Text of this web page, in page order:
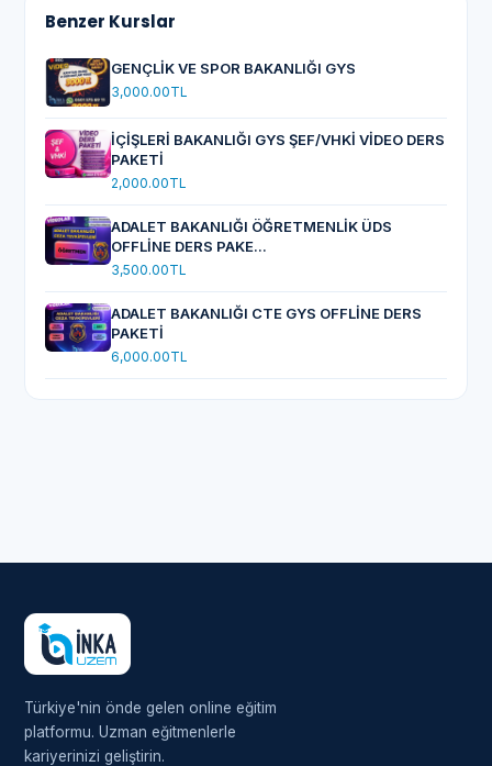
Benzer Kurslar
GENÇLİK VE SPOR BAKANLIĞI GYS
3,000.00TL
İÇİŞLERİ BAKANLIĞI GYS ŞEF/VHKİ VİDEO DERS
PAKETİ
2,000.00TL
ADALET BAKANLIĞI ÖĞRETMENLİK ÜDS
OFFLİNE DERS PAKE...
3,500.00TL
ADALET BAKANLIĞI CTE GYS OFFLİNE DERS
PAKETİ
6,000.00TL
Türkiye'nin önde gelen online eğitim
platformu. Uzman eğitmenlerle
kariyerinizi geliştirin.